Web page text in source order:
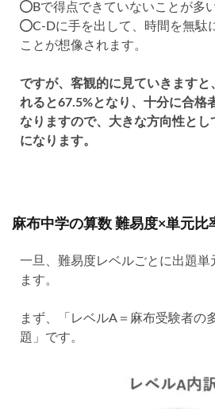
Bで得点できていないことが多
C-Dに手を出して、時間を無駄
ことが想像されます。
ですが、客観的に見ていきます
れると67.5%となり、十分に合格
なりますので、大きな方向性とし
になります。
麻布中学の算数 難易度×単元比
一旦、難易度レベルごとに出題単
ます。
まず、「レベルA＝麻布受験者の
題」です。